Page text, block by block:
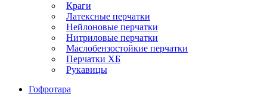
Краги
Латексные перчатки
Нейлоновые перчатки
Нитриловые перчатки
Маслобензостойкие перчатки
Перчатки ХБ
Рукавицы
Гофротара